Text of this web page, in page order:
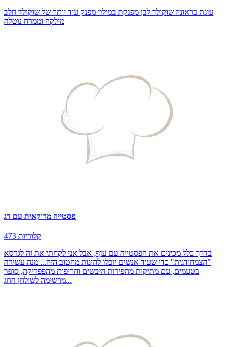
עוגת בראוניז שוקולד לבן מפנקת במילוי מפנק עוד יותר של שוקולד חלב
מילקה וממרח נוטלה
פסטייה מרוקאית עם דג
473 קלוריות
בדרך כלל מכינים את הפסטייה עם עוף, אבל אני לקחתי את זה לגרסא
"הצמחודגית" כדי שעוד אנשים יוכלו להינות מהטוב הזה... מנה עשירה
בטעמים, עם מתיקות מהפירות היבשים וחריפות מהפפריקה, סופר
מרשימה לשולחן החג...